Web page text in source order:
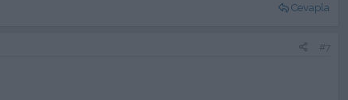
Cevapla
#7